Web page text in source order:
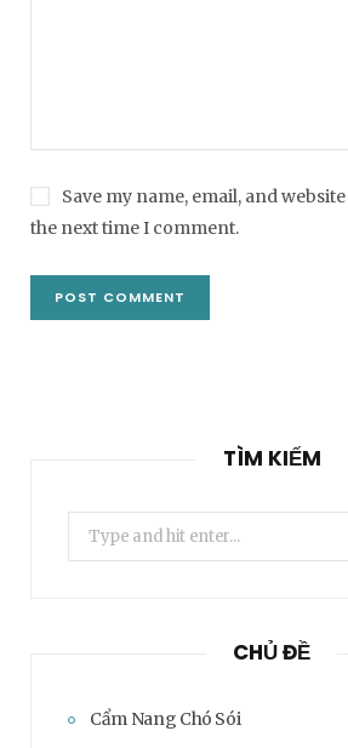
Save my name, email, and
the next time I comment.
TÌM KIẾM
Search
for:
CHỦ ĐỀ
Cẩm Nang Chó Sói